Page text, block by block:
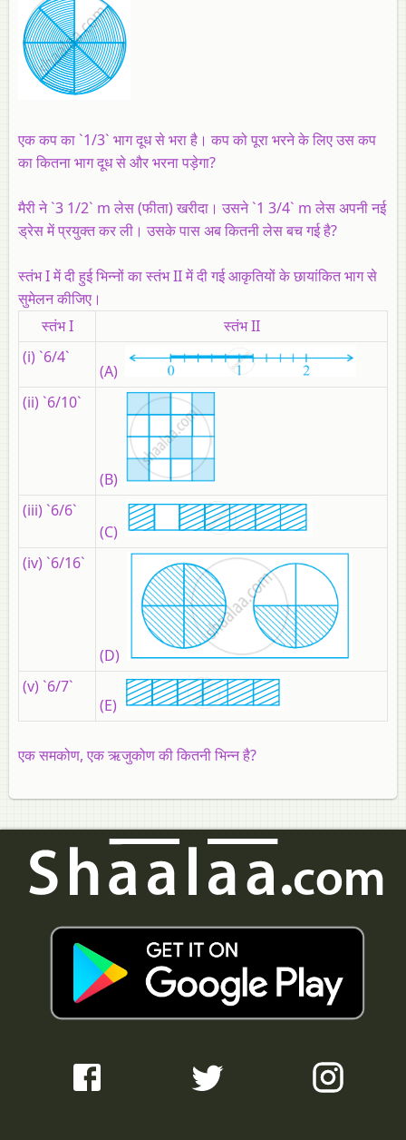
एक कप का `1/3` भाग दूध से भरा है। कप को पूरा भरने के लिए उस कप
का कितना भाग दूध से और भरना पड़ेगा?
मैरी ने `3 1/2` m लेस (फीता) खरीदा। उसने `1 3/4` m लेस अपनी नई
ड्रेस में प्रयुक्त कर ली। उसके पास अब कितनी लेस बच गई है?
स्तंभ I में दी हुई भिन्‍नों का स्तंभ II में दी गई आकृतियों के छायांकित भाग से
सुमेलन कीजिए।
स्तंभ I
स्तंभ II
(i) `6/4`
(A)
(ii) `6/10`
(B)
(iii) `6/6`
(C)
(iv) `6/16`
(D)
(v) `6/7`
(E)
एक समकोण, एक ऋजुकोण की कितनी भिन्‍न है?